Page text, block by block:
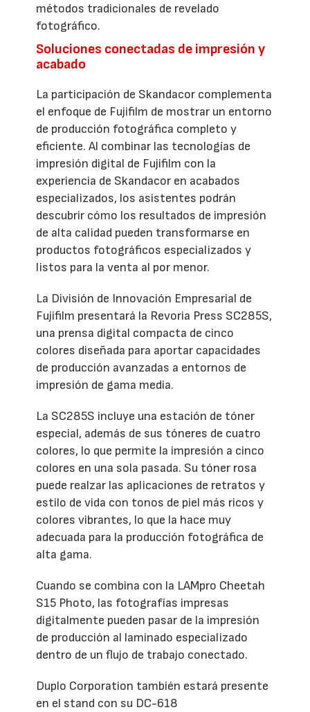
métodos tradicionales de revelado
fotográfico.
Soluciones conectadas de impresión y
acabado
La participación de Skandacor complementa
el enfoque de Fujifilm de mostrar un entorno
de producción fotográfica completo y
eficiente. Al combinar las tecnologías de
impresión digital de Fujifilm con la
experiencia de Skandacor en acabados
especializados, los asistentes podrán
descubrir cómo los resultados de impresión
de alta calidad pueden transformarse en
productos fotográficos especializados y
listos para la venta al por menor.
La División de Innovación Empresarial de
Fujifilm presentará la Revoria Press SC285S,
una prensa digital compacta de cinco
colores diseñada para aportar capacidades
de producción avanzadas a entornos de
impresión de gama media.
La SC285S incluye una estación de tóner
especial, además de sus tóneres de cuatro
colores, lo que permite la impresión a cinco
colores en una sola pasada. Su tóner rosa
puede realzar las aplicaciones de retratos y
estilo de vida con tonos de piel más ricos y
colores vibrantes, lo que la hace muy
adecuada para la producción fotográfica de
alta gama.
Cuando se combina con la LAMpro Cheetah
S15 Photo, las fotografías impresas
digitalmente pueden pasar de la impresión
de producción al laminado especializado
dentro de un flujo de trabajo conectado.
Duplo Corporation también estará presente
en el stand con su DC-618